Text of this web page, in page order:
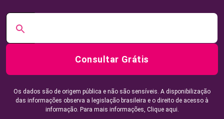
Consultar Grátis
Os dados são de origem pública e não são sensíveis. A disponibilização
das informações observa a legislação brasileira e o direito de acesso à
informação. Para mais informações, Clique aqui.